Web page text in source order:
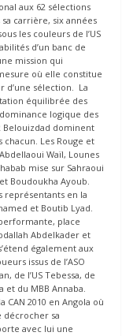
aux 62 sélections
carrière, six années
les couleurs de l’US
d’un banc de
mission qui
où elle constitue
d’une sélection. La
équilibrée des
logique des
Belouizdad dominent
Les Rouge et
Waïl, Lounes
mise sur Sahraoui
Boudoukha Ayoub.
représentants en la
et Boutib Lyad.
place
Abdelkader et
également aux
issus de l’ASO
de l’US Tebessa, de
et du MBB Annaba.
2010 en Angola où
décrocher sa
avec lui une